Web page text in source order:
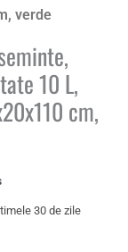
verde
10 L,
cm,
30 de zile